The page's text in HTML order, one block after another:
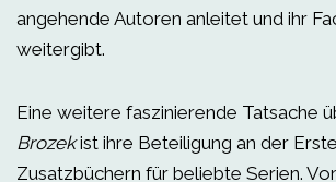
angehende Autoren anleitet und ihr
weitergibt.
Eine weitere faszinierende Tatsache
Brozekist ihre Beteiligung an der
Zusatzbüchern für beliebte Serien.